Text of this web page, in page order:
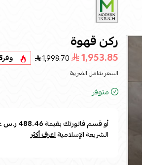
ركن قهوة
1,953.85
1,998.70 وفر
السعر شامل الضريبة
متوفر
أو قسم فاتورتك بقيمة488.46 ر.س
الشريعة الإسلاميةاعرف أكثر